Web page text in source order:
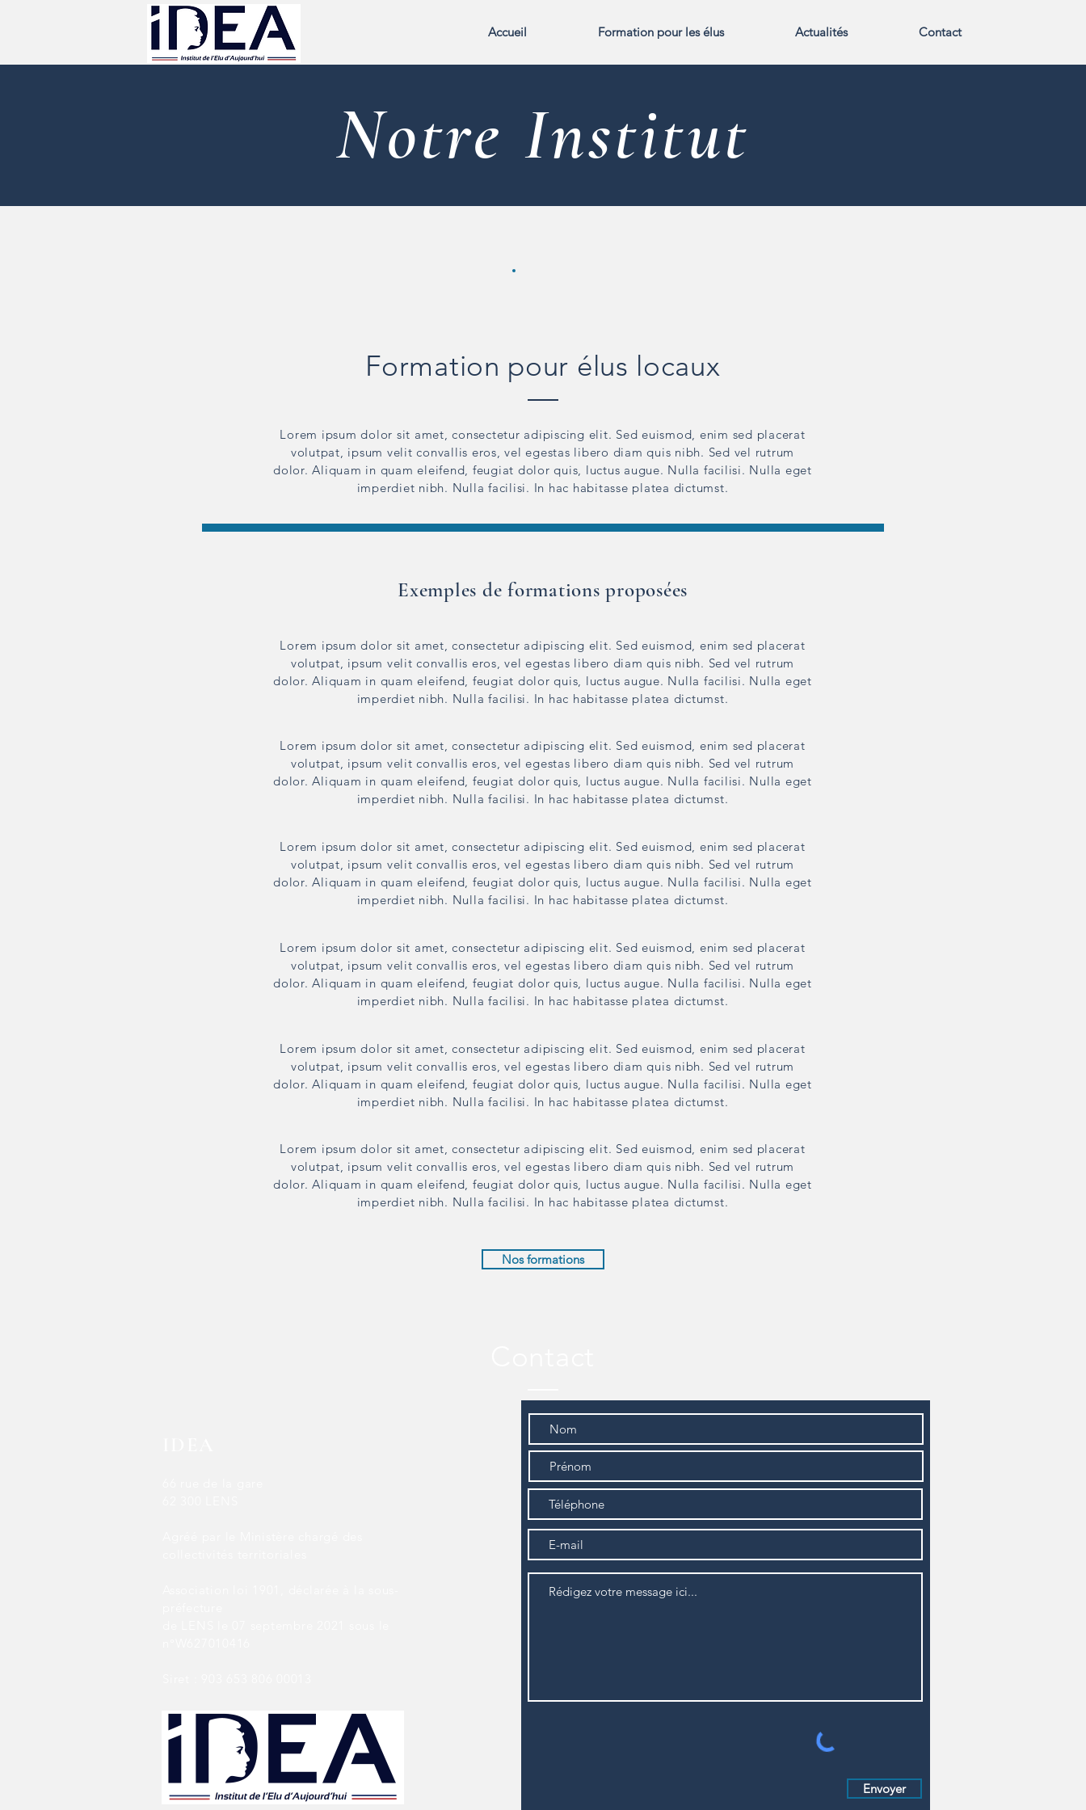
Accueil Formation pour les élus Actualités Contact
Notre Institut
Formation pour élus locaux
Lorem ipsum dolor sit amet, consectetur adipiscing elit. Sed euismod, enim sed placerat
volutpat, ipsum velit convallis eros, vel egestas libero diam quis nibh. Sed vel rutrum
dolor. Aliquam in quam eleifend, feugiat dolor quis, luctus augue. Nulla facilisi. Nulla eget
imperdiet nibh. Nulla facilisi. In hac habitasse platea dictumst.
Exemples de formations proposées
Lorem ipsum dolor sit amet, consectetur adipiscing elit. Sed euismod, enim sed placerat
volutpat, ipsum velit convallis eros, vel egestas libero diam quis nibh. Sed vel rutrum
dolor. Aliquam in quam eleifend, feugiat dolor quis, luctus augue. Nulla facilisi. Nulla eget
imperdiet nibh. Nulla facilisi. In hac habitasse platea dictumst.
Lorem ipsum dolor sit amet, consectetur adipiscing elit. Sed euismod, enim sed placerat
volutpat, ipsum velit convallis eros, vel egestas libero diam quis nibh. Sed vel rutrum
dolor. Aliquam in quam eleifend, feugiat dolor quis, luctus augue. Nulla facilisi. Nulla eget
imperdiet nibh. Nulla facilisi. In hac habitasse platea dictumst.
Lorem ipsum dolor sit amet, consectetur adipiscing elit. Sed euismod, enim sed placerat
volutpat, ipsum velit convallis eros, vel egestas libero diam quis nibh. Sed vel rutrum
dolor. Aliquam in quam eleifend, feugiat dolor quis, luctus augue. Nulla facilisi. Nulla eget
imperdiet nibh. Nulla facilisi. In hac habitasse platea dictumst.
Lorem ipsum dolor sit amet, consectetur adipiscing elit. Sed euismod, enim sed placerat
volutpat, ipsum velit convallis eros, vel egestas libero diam quis nibh. Sed vel rutrum
dolor. Aliquam in quam eleifend, feugiat dolor quis, luctus augue. Nulla facilisi. Nulla eget
imperdiet nibh. Nulla facilisi. In hac habitasse platea dictumst.
Lorem ipsum dolor sit amet, consectetur adipiscing elit. Sed euismod, enim sed placerat
volutpat, ipsum velit convallis eros, vel egestas libero diam quis nibh. Sed vel rutrum
dolor. Aliquam in quam eleifend, feugiat dolor quis, luctus augue. Nulla facilisi. Nulla eget
imperdiet nibh. Nulla facilisi. In hac habitasse platea dictumst.
Lorem ipsum dolor sit amet, consectetur adipiscing elit. Sed euismod, enim sed placerat
volutpat, ipsum velit convallis eros, vel egestas libero diam quis nibh. Sed vel rutrum
dolor. Aliquam in quam eleifend, feugiat dolor quis, luctus augue. Nulla facilisi. Nulla eget
imperdiet nibh. Nulla facilisi. In hac habitasse platea dictumst.
Nos formations
Envoyer